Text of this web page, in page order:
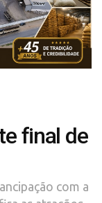
final de
com a